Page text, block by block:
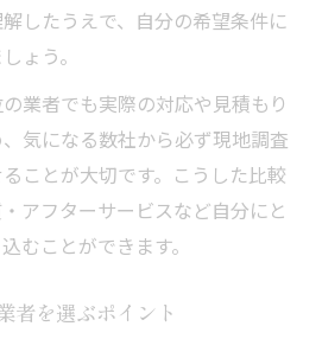
したうえで、自分の希望条件に
ょう。
業者でも実際の対応や見積もり
気になる数社から必ず現地調査
ことが大切です。こうした比較
アフターサービスなど自分にと
むことができます。
者を選ぶポイント